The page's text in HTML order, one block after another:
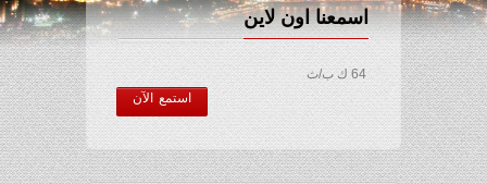
اسمعنا اون لاين
64 ك ب/ث
استمع الآن